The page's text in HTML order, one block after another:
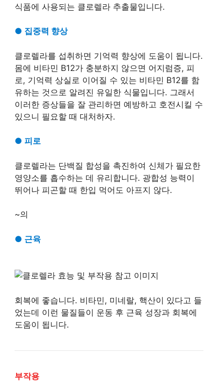
식품에 사용되는 클로렐라 추출물입니다.
● 집중력 향상
클로렐라를 섭취하면 기억력 향상에 도움이 됩니다.
몸에 비타민 B12가 충분하지 않으면 어지럼증, 피
로, 기억력 상실로 이어질 수 있는 비타민 B12를 함
유하는 것으로 알려진 유일한 식물입니다. 그래서
이러한 증상들을 잘 관리하면 예방하고 호전시킬 수
있으니 필요할 때 대처하자.
● 피로
클로렐라는 단백질 합성을 촉진하여 신체가 필요한
영양소를 흡수하는 데 유리합니다. 광합성 능력이
뛰어나 피곤할 때 한입 먹어도 아프지 않다.
~의
● 근육
회복에 좋습니다. 비타민, 미네랄, 핵산이 있다고 들
었는데 이런 물질들이 운동 후 근육 성장과 회복에
도움이 됩니다.
부작용